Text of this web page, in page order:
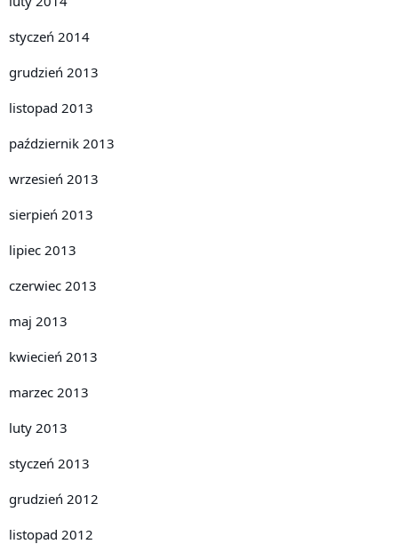
styczeń 2014
grudzień 2013
listopad 2013
październik 2013
wrzesień 2013
sierpień 2013
lipiec 2013
czerwiec 2013
maj 2013
kwiecień 2013
marzec 2013
luty 2013
styczeń 2013
grudzień 2012
listopad 2012